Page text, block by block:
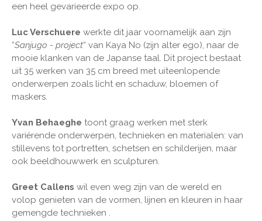
een heel gevarieerde expo op.
Luc Verschuere werkte dit jaar voornamelijk aan zijn
“Sanjugo - project“ van Kaya No (zijn alter ego), naar de
mooie klanken van de Japanse taal. Dit project bestaat
uit 35 werken van 35 cm breed met uiteenlopende
onderwerpen zoals licht en schaduw, bloemen of
maskers.
Yvan Behaeghe toont graag werken met sterk
variërende onderwerpen, technieken en materialen: van
stillevens tot portretten, schetsen en schilderijen, maar
ook beeldhouwwerk en sculpturen.
Greet Callens wil even weg zijn van de wereld en
volop genieten van de vormen, lijnen en kleuren in haar
gemengde technieken .